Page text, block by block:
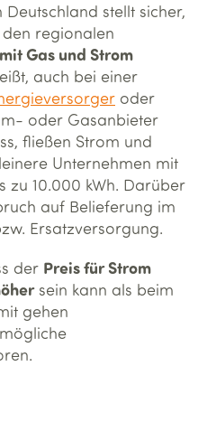
stellt sicher,
regionalen
Gas und Strom
auch bei einer
oder
oder Gasanbieter
fließen Strom und
Unternehmen mit
zu 10.000 kWh. Darüber
auf Belieferung im
Ersatzversorgung.
der Preis für Strom
sein kann als beim
gehen